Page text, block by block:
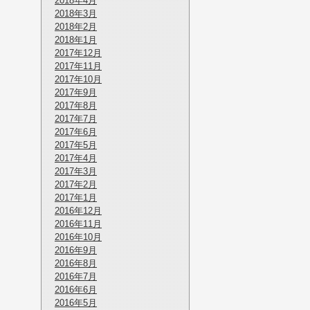
2018年3月
2018年2月
2018年1月
2017年12月
2017年11月
2017年10月
2017年9月
2017年8月
2017年7月
2017年6月
2017年5月
2017年4月
2017年3月
2017年2月
2017年1月
2016年12月
2016年11月
2016年10月
2016年9月
2016年8月
2016年7月
2016年6月
2016年5月